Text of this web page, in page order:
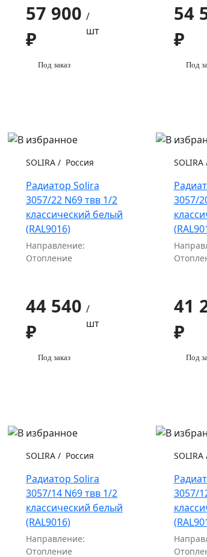
57 900
₽
/
шт
Под заказ
54
₽
Под
SOLIRA / Россия
Радиатор Solira
3057/22 N69 твв 1/2
классический белый
(RAL9016)
Направление:
Отопление
44 540
₽
/
шт
Под заказ
SOLIRA
3057/
41
₽
Под
SOLIRA / Россия
Радиатор Solira
3057/14 N69 твв 1/2
классический белый
(RAL9016)
Направление:
Отопление
SOLIRA
3057/